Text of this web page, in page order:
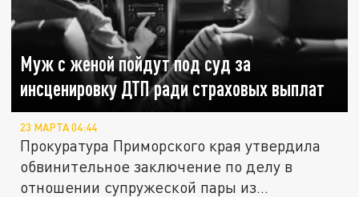
Муж с женой пойдут под суд за
инсценировку ДТП ради страховых выплат
23 МАРТА 04:44
Прокуратура Приморского края утвердила
обвинительное заключение по делу в
отношении супружеской пары из...